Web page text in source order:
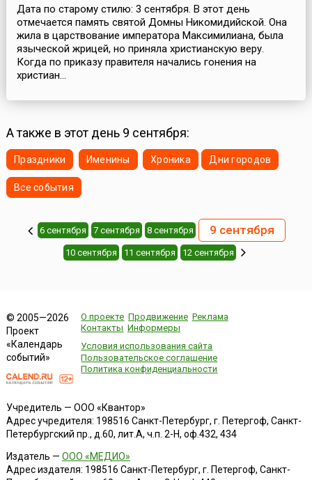
Дата по старому стилю: 3 сентября. В этот день
отмечается память святой Домны Никомидийской. Она
жила в царствование императора Максимилиана, была
языческой жрицей, но приняла христианскую веру.
Когда по приказу правителя начались гонения на
христиан...
А также в этот день 9 сентября:
Праздники Именины Хроника Дни городов
Все события
6 сентября 7 сентября 8 сентября 9 сентября
10 сентября 11 сентября 12 сентября
© 2005—2026
Проект
«Календарь
событий»
О проекте Продвижение Реклама
Контакты Информеры
Условия использования сайта
Пользовательское соглашение
Политика конфиденциальности
Учредитель — ООО «Квантор»
Адрес учредителя: 198516 Санкт-Петербург, г. Петергоф, Санкт-
Петербургский пр., д.60, лит.А, ч.п. 2-Н, оф.432, 434
Издатель — ООО «МЕДИО»
Адрес издателя: 198516 Санкт-Петербург, г. Петергоф, Санкт-